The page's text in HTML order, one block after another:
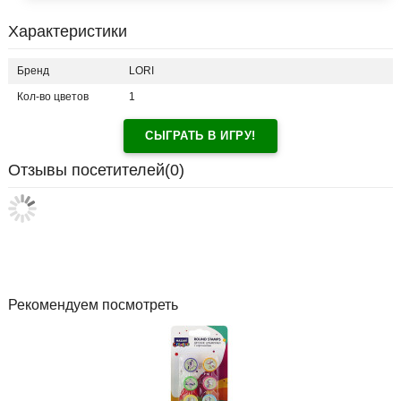
Характеристики
Бренд LORI
Кол-во цветов 1
СЫГРАТЬ В ИГРУ!
Отзывы посетителей(0)
Рекомендуем посмотреть